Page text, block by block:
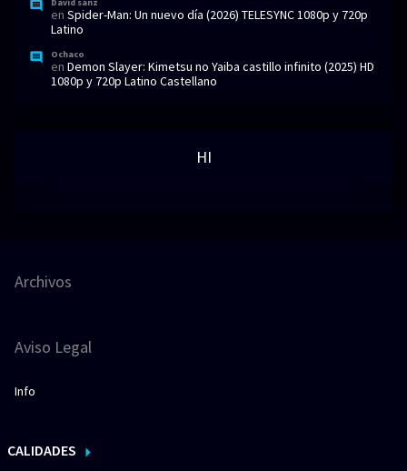
David sanz
en Spider-Man: Un nuevo día (2026) TELESYNC 1080p y 720p
Latino
Ochaco
en Demon Slayer: Kimetsu no Yaiba castillo infinito (2025) HD
1080p y 720p Latino Castellano
HI
Archivos
Aviso Legal
Info
CALIDADES